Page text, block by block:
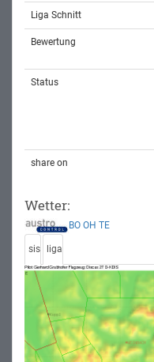
Liga Schnitt
Bewertung
Status
share on
Wetter:
BO OH TE
sis liga